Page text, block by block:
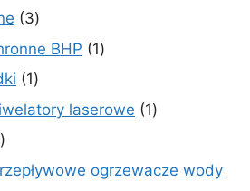
33
produkty
BHP 11
11
produktlaserowe 11
17
produktów
ogrzewacze wody